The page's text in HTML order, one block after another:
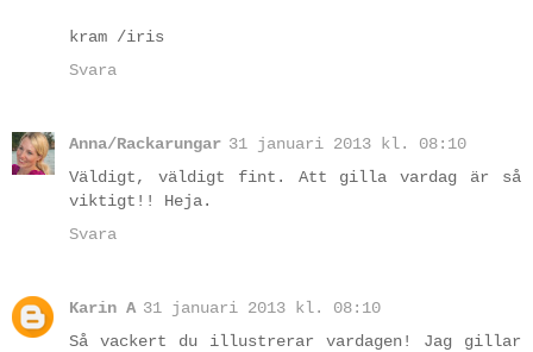
kram /iris
Svara
Anna/Rackarungar 31 januari 2013 kl. 08:10
Väldigt, väldigt fint. Att gilla vardag är så
viktigt!! Heja.
Svara
Karin A 31 januari 2013 kl. 08:10
Så vackert du illustrerar vardagen! Jag gillar